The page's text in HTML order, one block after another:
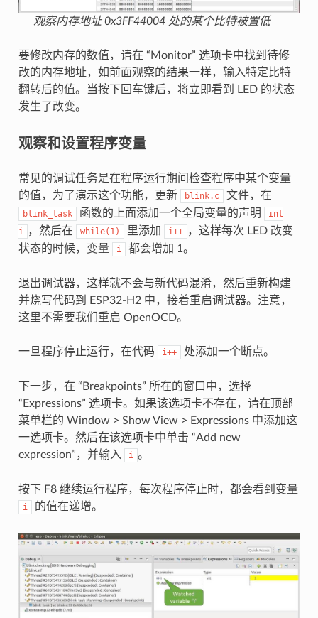
观察内存地址 0x3FF44004 处的某个比特被置低
要修改内存的数值，请在 “Monitor” 选项卡中找到待修
改的内存地址，如前面观察的结果一样，输入特定比特
翻转后的值。当按下回车键后，将立即看到 LED 的状态
发生了改变。
观察和设置程序变量
常见的调试任务是在程序运行期间检查程序中某个变量
的值，为了演示这个功能，更新
blink.c 文件，在
blink_task 函数的上面添加一个全局变量的声明
int
i ，然后在 while(1) 里添加 i++ ，这样每次 LED 改变
状态的时候，变量
i 都会增加 1。
退出调试器，这样就不会与新代码混淆，然后重新构建
并烧写代码到 ESP32-H2 中，接着重启调试器。注意，
这里不需要我们重启 OpenOCD。
一旦程序停止运行，在代码 i++ 处添加一个断点。
下一步，在 “Breakpoints” 所在的窗口中，选择
“Expressions” 选项卡。如果该选项卡不存在，请在顶部
菜单栏的 Window > Show View > Expressions 中添加这
一选项卡。然后在该选项卡中单击 “Add new
expression”，并输入
i 。
按下 F8 继续运行程序，每次程序停止时，都会看到变量
i 的值在递增。